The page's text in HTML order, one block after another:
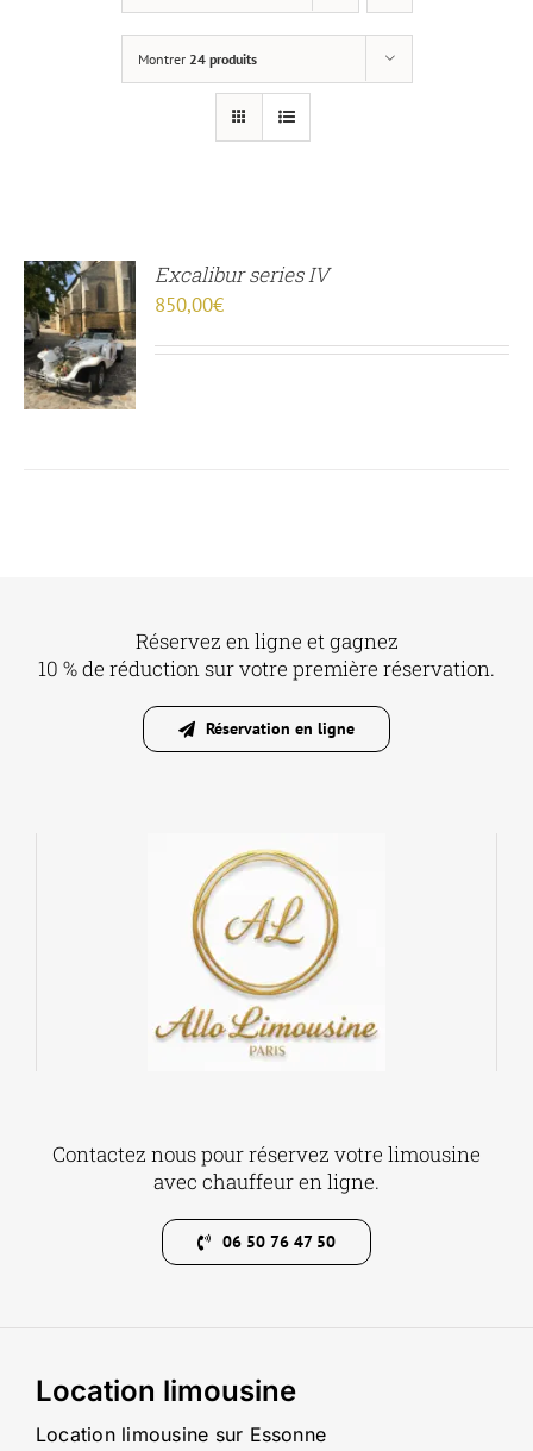
Montrer 24 produits
Excalibur series IV
850,00€
Réservez en ligne et gagnez
10 % de réduction sur votre première réservation.
Réservation en ligne
Contactez nous pour réservez votre limousine
avec chauffeur en ligne.
06 50 76 47 50
Location limousine
Location limousine sur Essonne